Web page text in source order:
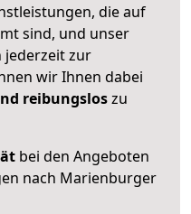
die auf
sind, und unser
jederzeit zur
wir Ihnen dabei
reibungsloszu
bei den Angeboten
nach Marienburger